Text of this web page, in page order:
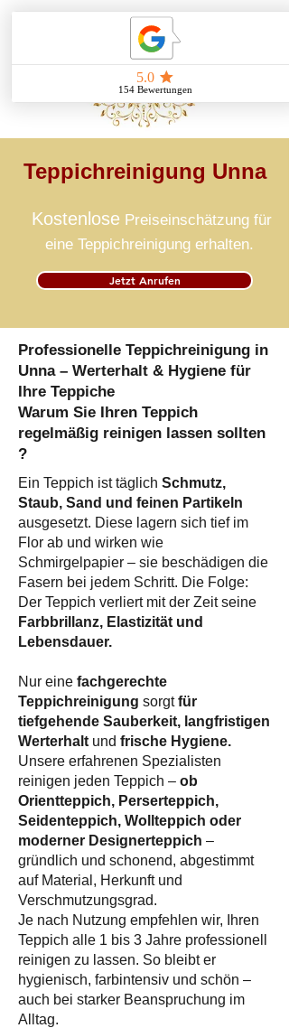
Teppichreinigung Unna
Kostenlose Preiseinschätzung für
eine Teppichreinigung erhalten.
Jetzt Anrufen
Professionelle Teppichreinigung in
Unna – Werterhalt & Hygiene für
Ihre Teppiche
Warum Sie Ihren Teppich
regelmäßig reinigen lassen sollten
?​
Ein Teppich ist täglich Schmutz,
Staub, Sand und feinen Partikeln
ausgesetzt. Diese lagern sich tief im
Flor ab und wirken wie
Schmirgelpapier – sie beschädigen die
Fasern bei jedem Schritt. Die Folge:
Der Teppich verliert mit der Zeit seine
Farbbrillanz, Elastizität und
Lebensdauer.
Nur eine fachgerechte
Teppichreinigung sorgtfür
tiefgehende Sauberkeit, langfristigen
Werterhalt und frische Hygiene.
Unsere erfahrenen Spezialisten
reinigen jeden Teppich – ob
Orientteppich, Perserteppich,
Seidenteppich, Wollteppich oder
moderner Designerteppich –
gründlich und schonend, abgestimmt
auf Material, Herkunft und
Verschmutzungsgrad.
Je nach Nutzung empfehlen wir, Ihren
Teppich alle 1 bis 3 Jahre professionell
reinigen zu lassen. So bleibt er
hygienisch, farbintensiv und schön –
auch bei starker Beanspruchung im
Alltag.